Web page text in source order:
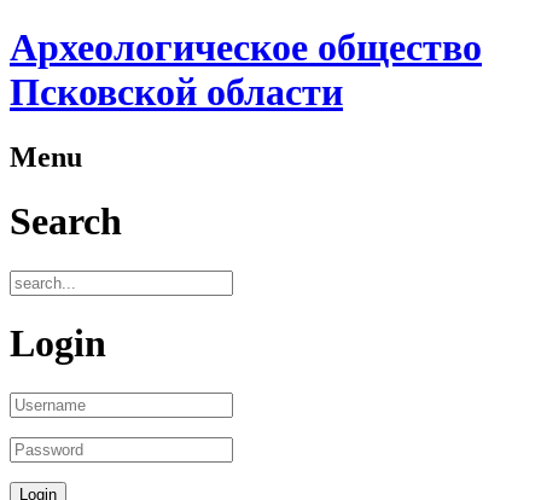
Археологическое общество
Псковской области
Menu
Search
Login